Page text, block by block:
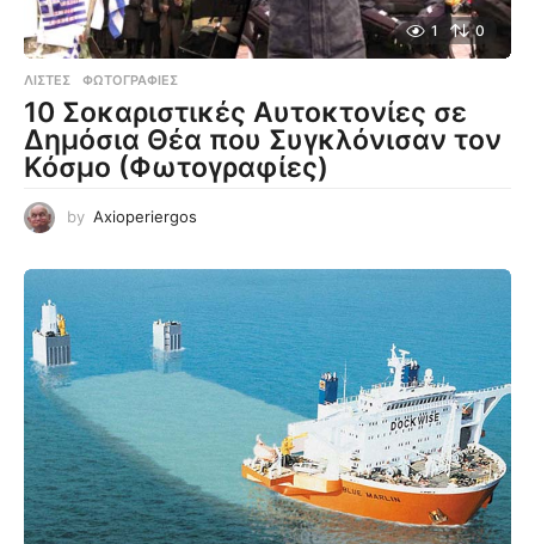
1 0
ΛΊΣΤΕΣ ,ΦΩΤΟΓΡΑΦΊΕΣ
10 Σοκαριστικές Αυτοκτονίες σε
Δημόσια Θέα που Συγκλόνισαν τον
Κόσμο (Φωτογραφίες)
by Axioperiergos